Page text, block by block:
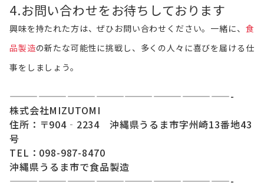
4.お問い合わせをお待ちしております
興味を持たれた方は、ぜひお問い合わせください。一緒に、 食
品製造の新たな可能性に挑戦し、多くの人々に喜びを届ける仕
事をしましょう。
———————————————————————-
株式会社MIZUTOMI
住所：〒904‐2234 沖縄県うるま市字州崎13番地43
号
TEL：098-987-8470
沖縄県うるま市で食品製造
———————————————————————-